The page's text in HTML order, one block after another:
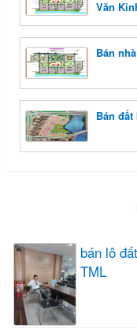
Văn
Bán
Bán
bán lô
TML